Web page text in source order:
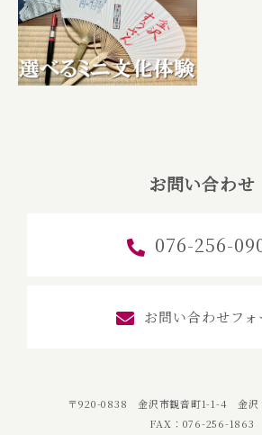
お問い合わせ
076-256-
お問い合わせフォ
〒920-0838 金沢市観音町1-1-4 金沢
FAX：076-256-1863